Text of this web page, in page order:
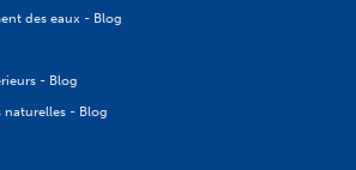
des eaux - Blog
- Blog
naturelles - Blog